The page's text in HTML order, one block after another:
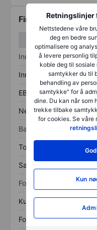
Retningslinjer
Nettstedene våre
deg en bedre
optimalisere og
å levere personlig
koble deg til sosiale
samtykker du til
behandling av
samtykke" for å
dine. Du kan når som
trekke tilbake
for cookies. Se våre
Kun
Finansiell
Inntektsoversikt
Inntekter
EBITDA
Nettoinntekt
Balanse
Totale eiendeler
Samlet gjeld
Forholdstall
Kurs/salg
Fortjeneste per aksje